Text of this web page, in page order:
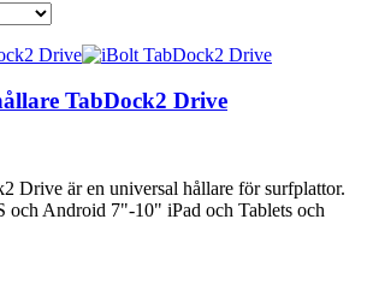
TabDock2 Drive
Drive är en universal hållare för surfplattor.
och Android 7"-10" iPad och Tablets och